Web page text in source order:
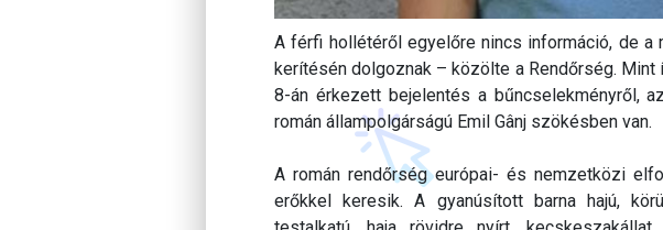
A férfi hollétéről egyelőre nincs információ, de a
kerítésén dolgoznak – közölte a Rendőrség. Mint
8-án érkezett bejelentés a bűncselekményről,
román állampolgárságú Emil Gânj szökésben van.
A román rendőrség európai- és nemzetközi
erőkkel keresik. A gyanúsított barna hajú,